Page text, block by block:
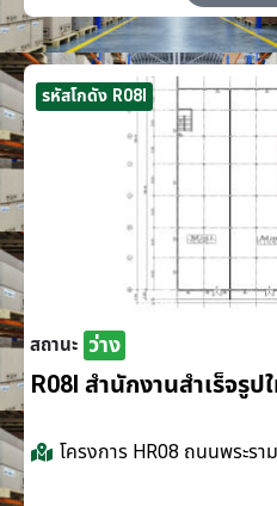
รหัสโกดัง R08I
สถานะ ว่าง
R08I สำนักงานสำเร็จรูป
โครงการ HR08 ถนนพระรา